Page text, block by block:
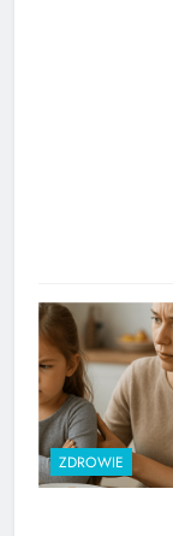
ZDROWIE